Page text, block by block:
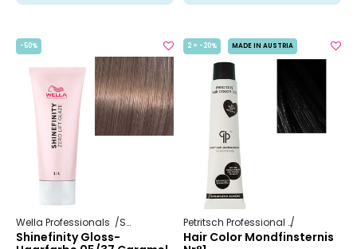
-50%
Wella Professionals Shinefinity
Shinefinity Gloss-
2 = -20% MADE IN AUSTRIA
Petritsch Professional
Hair Color Mondfinsternis